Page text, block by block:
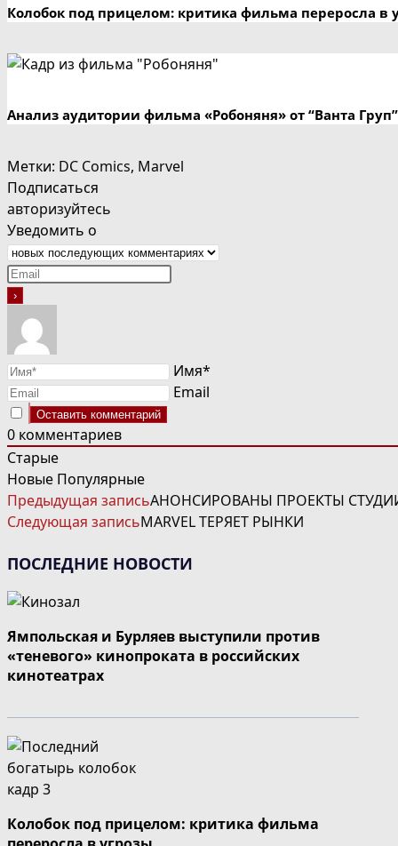
Колобок под прицелом: критика фильма переросла в
Анализ аудитории фильма «Робоняня» от “Ванта Груп”
Метки: DC Comics, Marvel
Подписаться
авторизуйтесь
Уведомить о
Имя*
Email
0 комментариев
Старые
Новые Популярные
ЧИТАТЬ
ДАЛЕЕ
СТАТЬИ
Предыдущая записьАНОНСИРОВАНЫ ПРОЕКТЫ СТУДИИ
Следующая записьMARVEL ТЕРЯЕТ РЫНКИ
ПОСЛЕДНИЕ НОВОСТИ
Ямпольская и Бурляев выступили против
«теневого» кинопроката в российских
кинотеатрах
Колобок под прицелом: критика фильма